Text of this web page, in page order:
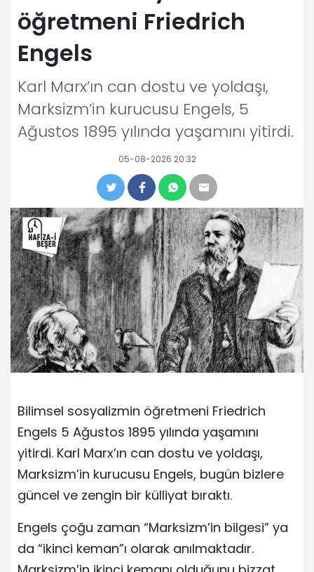
öğretmeni Friedrich
Engels
Karl Marx’ın can dostu ve yoldaşı,
Marksizm’in kurucusu Engels, 5
Ağustos 1895 yılında yaşamını yitirdi.
05-08-2026 20:32
Bilimsel sosyalizmin öğretmeni Friedrich
Engels 5 Ağustos 1895 yılında yaşamını
yitirdi. Karl Marx’ın can dostu ve yoldaşı,
Marksizm’in kurucusu Engels, bugün bizlere
güncel ve zengin bir külliyat bıraktı.
Engels çoğu zaman “Marksizm’in bilgesi” ya
da “ikinci keman”ı olarak anılmaktadır.